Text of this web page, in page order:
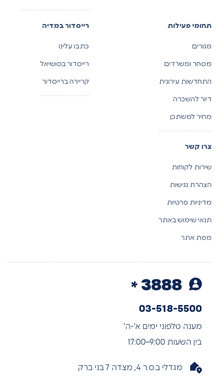
תחומי פעילות
מגורים
מסחר ומשרדים
התחדשות עירונית
דיור להשכרה
מחיר למשתכן
רייסדור במדיה
כתבו עלינו
רייסדור בסושיאל
קריירה ברייסדור
צרו קשר
שירות לקוחות
הצהרת נגישות
מדיניות פרטיות
תנאי שימוש באתר
מפת אתר
03-518-5500
מענה טלפוני ימים א’-ה’
בין השעות 9:00–17:00
מגדלי ב.ס.ר 4, מצדה 7 בני ברק